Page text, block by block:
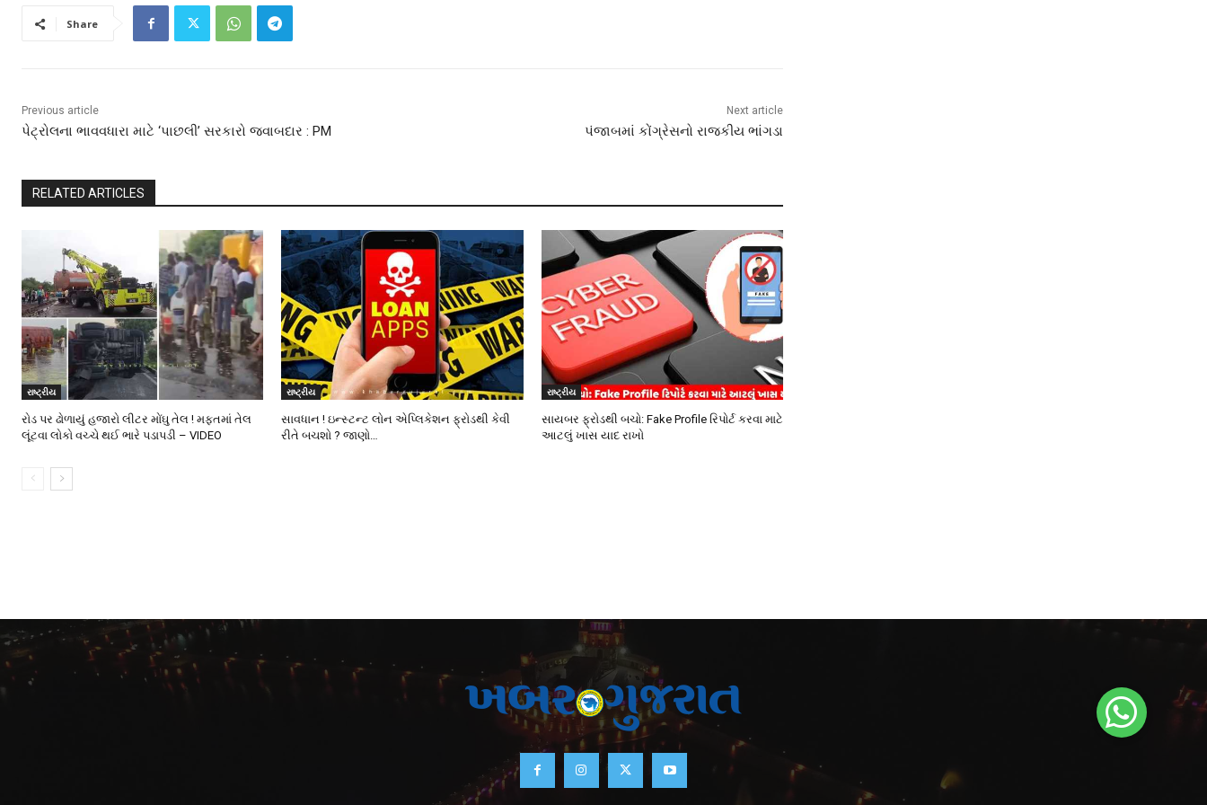
Share
Previous article
પેટ્રોલના ભાવવધારા માટે ‘પાછલી’ સરકારો જવાબદાર : PM
Next article
પંજાબમાં કોંગ્રેસનો રાજકીય ભાંગડા
RELATED ARTICLES
રાષ્ટ્રીય
રોડ પર ઢોળાયું હજારો લીટર મોંઘુ તેલ ! મફતમાં તેલ
લૂંટવા લોકો વચ્ચે થઈ ભારે પડાપડી – VIDEO
રાષ્ટ્રીય
સાવધાન ! ઇન્સ્ટન્ટ લોન એપ્લિકેશન ફ્રોડથી કેવી
રીતે બચશો ? જાણો…
રાષ્ટ્રીય
સાયબર ફ્રોડથી બચો: Fake Profile રિપોર્ટ કરવા માટે
આટલું ખાસ યાદ રાખો